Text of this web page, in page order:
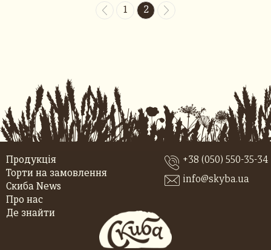
1 2
Продукція
Торти на замовлення
Скиба News
Про нас
Де знайти
+38 (050) 550-35-34
info@skyba.ua